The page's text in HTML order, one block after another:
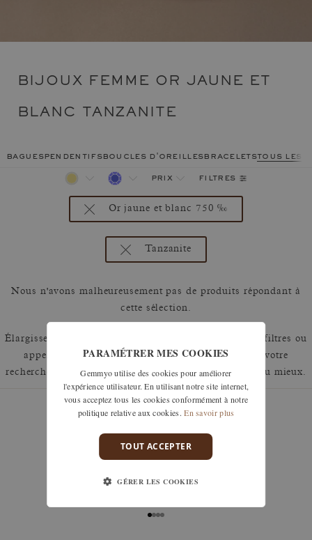
BIJOUX FEMME OR JAUNE ET
BLANC TANZANITE
baguespendentifsboucles d'oreillesbraceletstous les
prix filtres
Or jaune et blanc 750 ‰
Tanzanite
Nous n'avons malheureusement pas de produits répondant à
cette sélection.
Élargissez votre recherche en retirant un ou plusieurs filtres ou
appelez nous au 01 42 46 90 89 pour discuter de votre
recherche et voir comment nous pouvons y répondre au mieux.
savoir-faire
alliant artisanat d’excellence et pierres précieuses
PARAMÉTRER MES COOKIES
Gemmyo utilise des cookies pour améliorer
l'expérience utilisateur. En utilisant notre site internet,
vous acceptez tous les cookies conformément à notre
politique relative aux cookies. En savoir plus
TOUT ACCEPTER
GÉRER LES COOKIES